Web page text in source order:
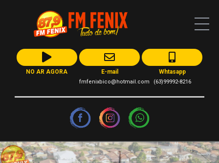
NO AR AGORA E-mail
fmfenixbico@hotmail.com
Whtasapp
(63)99992-8216